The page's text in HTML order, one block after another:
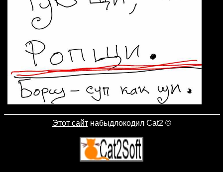
Этот сайтнабыдлокодил Cat2 ©